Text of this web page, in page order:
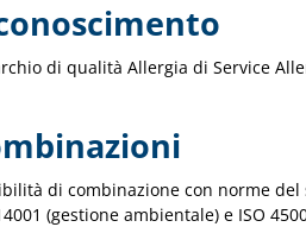
di qualità Allergia di Service
di combinazione con norme
(gestione ambientale) e ISO